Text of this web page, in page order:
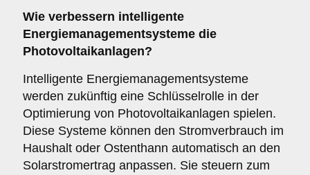
Wie verbessern intelligente
Energiemanagementsysteme die
Photovoltaikanlagen?
Intelligente Energiemanagementsysteme
werden zukünftig eine Schlüsselrolle in der
Optimierung von Photovoltaikanlagen spielen.
Diese Systeme können den Stromverbrauch im
Haushalt oder Ostenthann automatisch an den
Solarstromertrag anpassen. Sie steuern zum